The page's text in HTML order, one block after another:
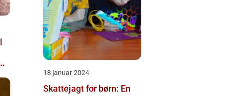
18 januar 2024
Skattejagt for børn: En